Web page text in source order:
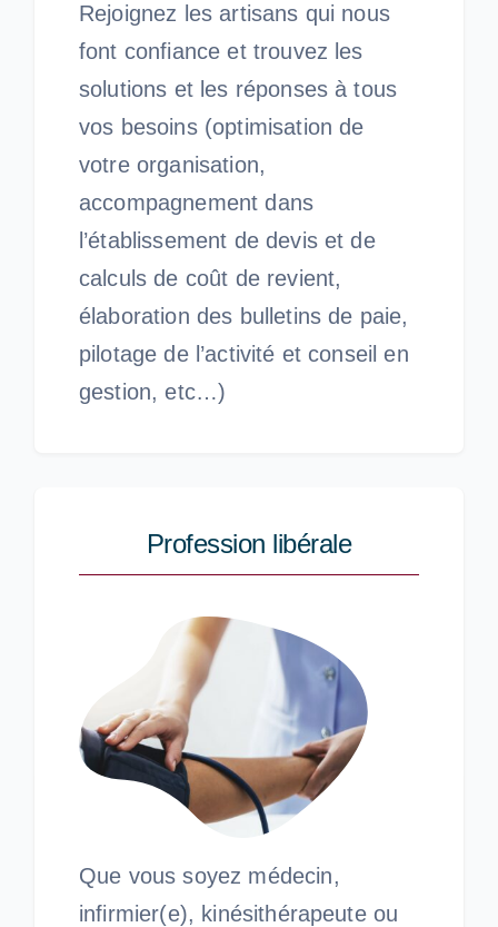
Rejoignez les artisans qui nous
font confiance et trouvez les
solutions et les réponses à tous
vos besoins (optimisation de
votre organisation,
accompagnement dans
l’établissement de devis et de
calculs de coût de revient,
élaboration des bulletins de paie,
pilotage de l’activité et conseil en
gestion, etc…)
Profession libérale
Que vous soyez médecin,
infirmier(e), kinésithérapeute ou